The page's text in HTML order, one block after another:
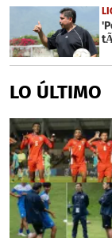
37
seconds
LO ÚLTIMO